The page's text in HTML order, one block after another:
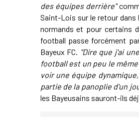
des équipes derrière"
Saint-Lois sur le retour dans
normands et pour certains
football passe forcément
Bayeux FC. "Dire que j'ai
football est un peu le
voir une équipe
partie de la panoplie d'un
les Bayeusains sauront-ils